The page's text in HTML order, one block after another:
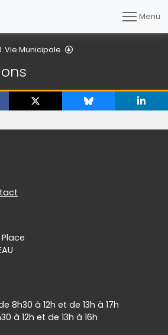
Menu
Vie Municipale
contact
8h30 à 12h et de 13h à 17h
à 12h et de 13h à 16h